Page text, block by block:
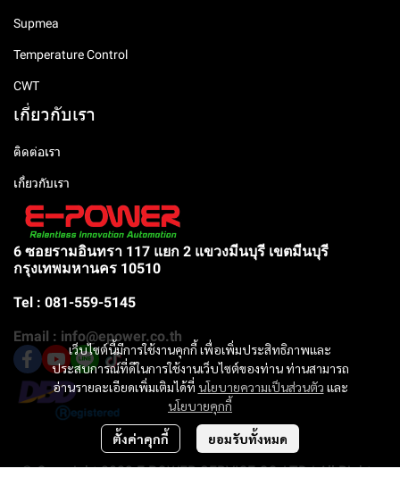
เว็บไซต์นี้มีการใช้งานคุกกี้ เพื่อเพิ่มประสิทธิภาพและ
ประสบการณ์ที่ดีในการใช้งานเว็บไซต์ของท่าน ท่านสามารถ
อ่านรายละเอียดเพิ่มเติมได้ที่ นโยบายความเป็นส่วนตัว และ
นโยบายคุกกี้
ตั้งค่าคุกกี้ ยอมรับทั้งหมด
Supmea
Temperature Control
CWT
เกี่ยวกับเรา
ติดต่อเรา
เกี่ยวกับเรา
6 ซอยรามอินทรา 117 แยก 2 แขวงมีนบุรี เขตมีนบุรี
กรุงเทพมหานคร 10510
Tel : 081-559-5145
Email : info@epower.co.th
© Copyright 2023 E-POWER SERVICE CO.,LTD | All Rights